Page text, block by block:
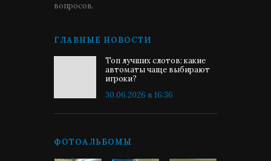
вопросов.
ГЛАВНЫЕ НОВОСТИ
Топ лучших слотов: какие
автоматы чаще выбирают
игроки?
30.06.2026 в 16:36
ФОТОАЛЬБОМЫ